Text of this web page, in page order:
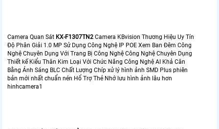
Camera Quan Sát KX-F1307TN2 Camera KBvision Thương Hiệu Uy Tín
Độ Phân Giải 1.0 MP Sử Dụng Công Nghệ IP POE Xem Ban Đêm Công
Nghệ Chuyên Dụng Với Trang Bị Công Nghệ Công Nghệ Chuyên Dụng
Thiết kế Kiểu Thân Kim Loại Với Chức Năng Công Nghệ AI Khả Cân
Bằng Ánh Sáng BLC Chất Lượng Chíp xử lý hình ảnh SMD Plus phiên
bản mới nhất chuẩn nén Hổ Trợ Thẻ Nhớ lưu hình ảnh lâu hơn
hinhcamera1